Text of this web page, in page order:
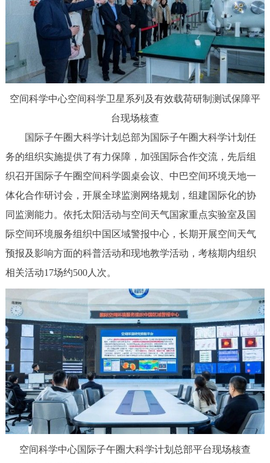
空间科学中心空间科学卫星系列及有效载荷研制测试保障平
台现场核查
国际子午圈大科学计划总部为国际子午圈大科学计划任
务的组织实施提供了有力保障，加强国际合作交流，先后组
织召开国际子午圈空间科学圆桌会议、中巴空间环境天地一
体化合作研讨会，开展全球监测网络规划，组建国际化的协
同监测能力。依托太阳活动与空间天气国家重点实验室及国
际空间环境服务组织中国区域警报中心，长期开展空间天气
预报及影响方面的科普活动和现地教学活动，考核期内组织
相关活动17场约500人次。
空间科学中心国际子午圈大科学计划总部平台现场核查